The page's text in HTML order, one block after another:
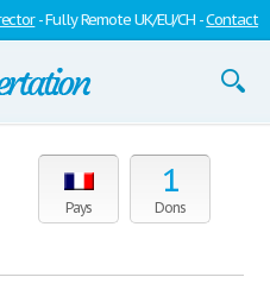
- Fully Remote UK/EU/CH -Contact
Pays
1
Dons